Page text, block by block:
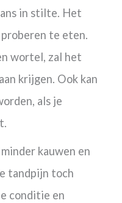
in stilte. Het
proberen te eten.
wortel, zal het
krijgen. Ook kan
als je
kauwen en
tandpijn toch
conditie en